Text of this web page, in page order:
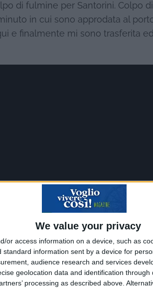
We value your privacy
or access information on a device, such as
information sent by a device for
audience research and services
geolocation data and identification through
processing as described above.
di fulmine per Santorini. Colpo
in cui sono approdata al
e finalmente mi sono trasferita